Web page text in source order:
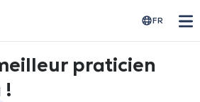
FR
praticien
!